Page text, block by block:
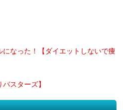
なった！【ダイエットしないで痩
スターズ】